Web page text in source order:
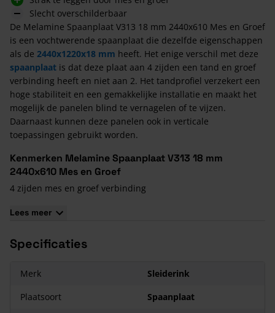
Slecht overschilderbaar
De Melamine Spaanplaat V313 18 mm 2440x610 Mes en Groef
is een vochtwerende spaanplaat die dezelfde eigenschappen
als de 2440x1220x18 mm heeft. Het enige verschil met deze
spaanplaat is dat deze plaat aan 4 zijden een tand en groef
verbinding heeft en niet aan 2. Het tandprofiel verzekert een
hoge stabiliteit en een gemakkelijke installatie en maakt het
mogelijk de panelen blind te vernagelen of te vijzen.
Daarnaast kunnen deze panelen ook in verticale
toepassingen gebruikt worden.
Kenmerken Melamine Spaanplaat V313 18 mm
2440x610 Mes en Groef
4 zijden mes en groef verbinding
Reiniging van de vloer is uiterst gemakkelijk
Stabiel
Gemakkelijk te verwerken
Lees meer
Specificaties
Merk
Sleiderink
Plaatsoort
Spaanplaat